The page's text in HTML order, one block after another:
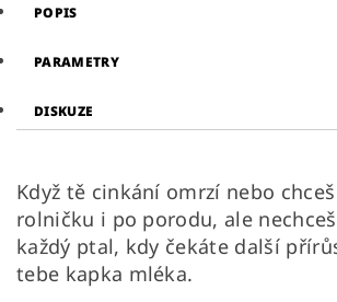
POPIS
PARAMETRY
DISKUZE
Když tě cinkání omrzí nebo
rolničku i po porodu, ale
každý ptal, kdy čekáte další
tebe kapka mléka.